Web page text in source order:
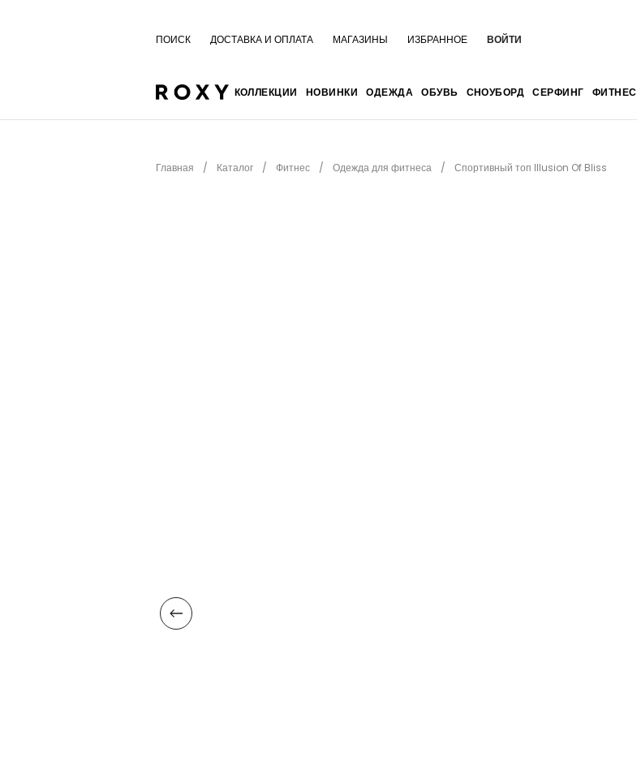
ПОИСК ДОСТАВКА И ОПЛАТА МАГАЗИНЫ ИЗБРАННОЕ ВОЙТИ
КОЛЛЕКЦИИ НОВИНКИ ОДЕЖДА ОБУВЬ СНОУБОРД СЕРФИНГ ФИТНЕС
Главная Каталог Фитнес Одежда для фитнеса Спортивный топ Illusion Of Bliss